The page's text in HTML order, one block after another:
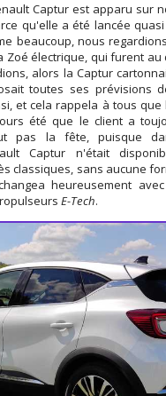
Captur est apparu sur
qu'elle a été lancée
beaucoup, nous
Zoé électrique, qui furent
alors la Captur
toutes ses prévisions
et cela rappela à tous
été que le client a
pas la fête, puisque
Captur n'était
classiques, sans aucune
heureusement
E-Tech.